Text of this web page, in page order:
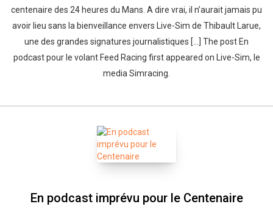
centenaire des 24 heures du Mans. A dire vrai, il n’aurait jamais pu
avoir lieu sans la bienveillance envers Live-Sim de Thibault Larue,
une des grandes signatures journalistiques […] The post En
podcast pour le volant Feed Racing first appeared on Live-Sim, le
media Simracing.
En podcast imprévu pour le Centenaire